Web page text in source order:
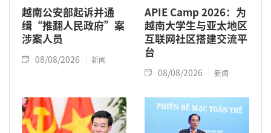
越南公安部起诉并通
缉“推翻人民政府”案
涉案人员
08/08/2026 新闻
APIE Camp 2026：为
越南大学生与亚太地区
互联网社区搭建交流平
台
08/08/2026 新闻